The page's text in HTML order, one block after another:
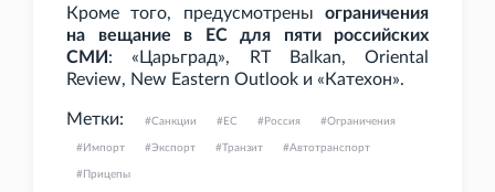
Кроме того, предусмотрены ограничения
на вещание в ЕС для пяти российских
СМИ : «Царьград», RT Balkan, Oriental
Review, New Eastern Outlook и «Катехон».
Метки: Санкции ЕС Россия Ограничения
Импорт Экспорт Транзит Автотранспорт
Прицепы